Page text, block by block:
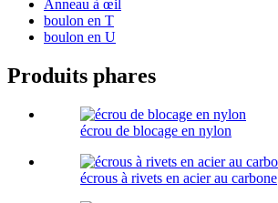
Anneau à œil
boulon en T
boulon en U
Produits phares
écrou de blocage en nylon
écrous à rivets en acier au carbone